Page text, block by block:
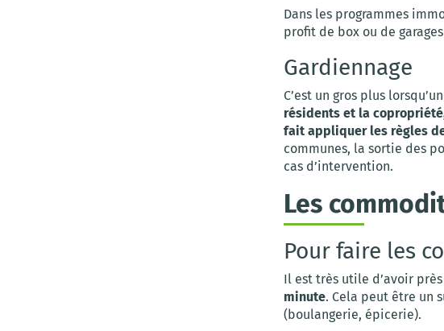
Dans les programmes
profit de box ou de
Gardiennage
C’est un gros plus
résidents et la
fait appliquer les règles
communes, la sortie des
cas d’intervention.
Les
Pour faire les
Il est très utile d’avoir
minute. Cela peut être un
(boulangerie, épicerie).